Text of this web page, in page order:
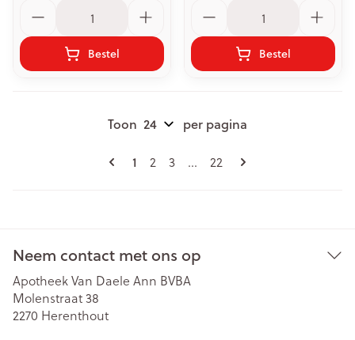
Bestel Bestel
Pagina's
U lees momenteel pagina
1 Pagina
2 Pagina
3 ... Pagina
22
Toon per pagina
Neem contact met ons op
Apotheek Van Daele Ann BVBA
Molenstraat 38
2270 Herenthout